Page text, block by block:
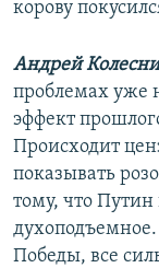
корову
Андрей
проблемах уже
эффект
Происходит
показывать
тому, что
духоподъемное.
Победы, все